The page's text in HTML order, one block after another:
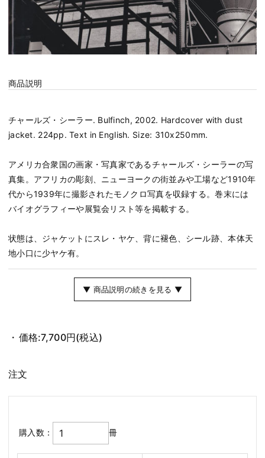
商品説明
チャールズ・シーラー. Bulfinch, 2002. Hardcover with dust
jacket. 224pp. Text in English. Size: 310x250mm.
アメリカ合衆国の画家・写真家であるチャールズ・シーラーの写
真集。アフリカの彫刻、ニューヨークの街並みや工場など1910年
代から1939年に撮影されたモノクロ写真を収録する。巻末には
バイオグラフィーや展覧会リスト等を掲載する。
状態は、ジャケットにスレ・ヤケ、背に褪色、シール跡、本体天
地小口に少ヤケ有。
▼ 商品説明の続きを見る ▼
価格:7,700円(税込)
注文
購入数： 冊